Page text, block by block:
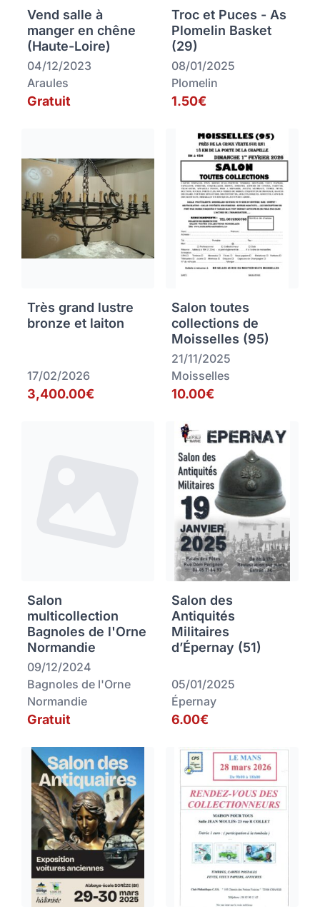
Vend salle à
manger en chêne
(Haute-Loire)
04/12/2023
Araules
Gratuit
Troc et Puces - As
Plomelin Basket
(29)
08/01/2025
Plomelin
1.50€
Très grand lustre
bronze et laiton
17/02/2026
3,400.00€
Salon toutes
collections de
Moisselles (95)
21/11/2025
Moisselles
10.00€
Salon
multicollection
Bagnoles de l'Orne
Normandie
09/12/2024
Bagnoles de l'Orne
Normandie
Gratuit
Salon des
Antiquités
Militaires
d’Épernay (51)
05/01/2025
Épernay
6.00€